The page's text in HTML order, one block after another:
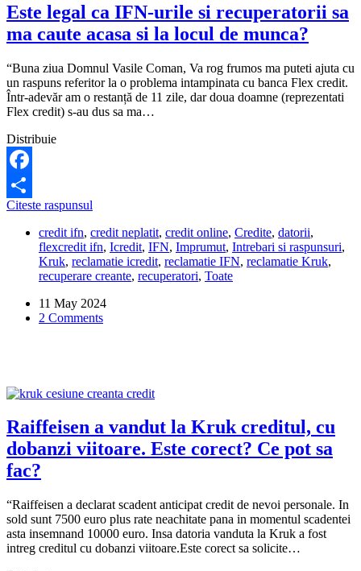
Este legal ca IFN-urile si recuperatorii sa
ma caute acasa si la locul de munca?
“Buna ziua Domnul Vasile Coman, Va rog frumos ma puteti ajuta cu
un raspuns referitor la o problema intampinata cu banca Flex credit.
Într-adevăr am o restanță de 11 zile, dar doua doamne (reprezentati
Flex credit) s-au dus sa ma…
Distribuie
Facebook
Share
Citeste raspunsul
ca
IFN-
urile
si
sa
ma
locul
munca?
credit ifn, credit neplatit, credit online, Credite, datorii,
flexcredit ifn, Icredit, IFN, Imprumut, Intrebari si raspunsuri,
Kruk, reclamatie icredit, reclamatie IFN, reclamatie Kruk,
recuperare creante, recuperatori, Toate
11 May 2024
2 Comments
Raiffeisen a vandut la Kruk creditul, cu
dobanzi viitoare. Este corect? Ce pot sa
fac?
“Raiffeisen a declarat scadent anticipat credit de nevoi personale. In
sold sunt 7500 euro plus rate neachitate pana in momentul scadentei
asta insemnand 10000 euro. Insa datoria vanduta la Kruk a fost
intreg creditul cu dobanzi viitoare.Este corect sa solicite…